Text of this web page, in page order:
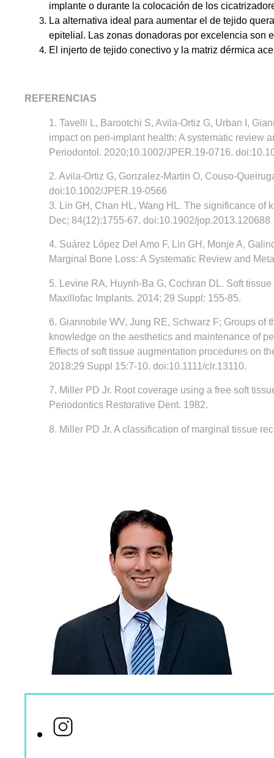
implante o durante la colocación de los
La alternativa ideal para aumentar el de tejido
epitelial. Las zonas donadoras por excelencia son
El injerto de tejido conectivo y la matriz dérmica
REFERENCIAS
1. Tavelli L, Barootchi S, Avila-Ortiz G, Urban I,
impact on peri-implant health: A systematic review
Periodontol. 2020;10.1002/JPER.19-0716.
2. Avila-Ortiz G, Gonzalez-Martin O, Couso-
doi:10.1002/JPER.19-0566
3. Lin GH, Chan HL, Wang HL. The significance of
Dec; 84(12):1755-67. doi:10.1902/jop.2013.120688
4. Suárez López Del Amo F, Lin GH, Monje A,
Marginal Bone Loss: A Systematic Review and
5. Levine RA, Huynh-Ba G, Cochran DL. Soft
Maxillofac Implants. 2014; 29 Suppl: 155-85.
6. Giannobile WV, Jung RE, Schwarz F; Groups
knowledge on the aesthetics and maintenance of
Effects of soft tissue augmentation procedures on
2018;29 Suppl 15:7-10. doi:10.1111/clr.13110.
7. Miller PD Jr. Root coverage using a free soft
Periodontics Restorative Dent. 1982.
8. Miller PD Jr. A classification of marginal tissue